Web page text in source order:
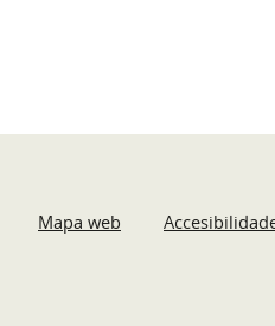
Mapa web